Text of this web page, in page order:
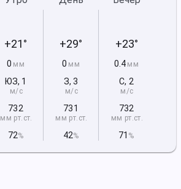
+21°
0 мм
ЮЗ, 1
м/с
732
мм рт.ст.
72%
+29°
0 мм
З,3
м/с
731
мм рт.ст.
42%
+23°
0.4 мм
С, 2
м/с
732
мм рт.ст.
71 %